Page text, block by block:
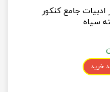
جامع کنکور
سیاه
خرید